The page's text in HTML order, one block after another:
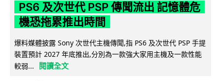
PS6 及次世代 PSP 傳聞流出 記憶體危
機恐拖累推出時間
爆料媒體披露 Sony 次世代主機傳聞,指 PS6 及次世代 PSP 手提
裝置預計 2027 年底推出,分別為一款強大家用主機及一款性能
較弱...
閱讀全文